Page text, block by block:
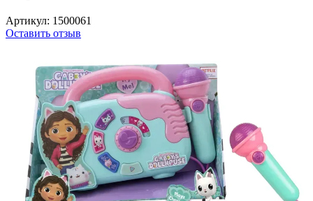
Артикул: 1500061
Оставить отзыв